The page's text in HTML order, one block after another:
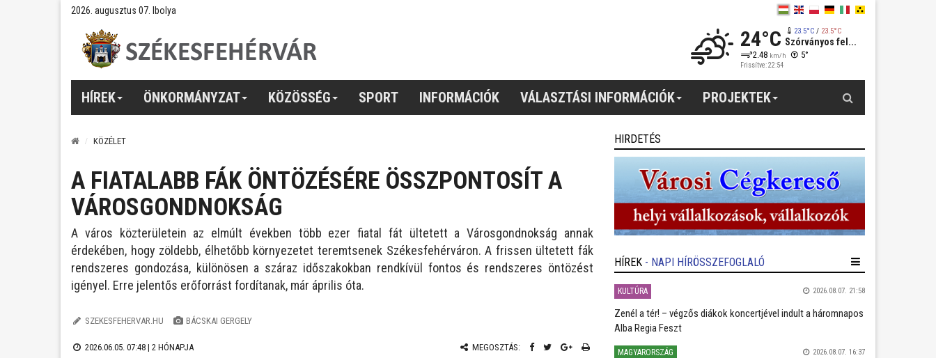
2026. augusztus 07. Ibolya
24°C 23.5°C/ 23.5°C
Szórványos fel...
2.48 km/h 5°
Frissítve: 22:54
HÍREK ÖNKORMÁNYZAT KÖZÖSSÉG SPORT INFORMÁCIÓK VÁLASZTÁSI INFORMÁCIÓK PROJEKTEK
KÖZÉLET
A FIATALABB FÁK ÖNTÖZÉSÉRE ÖSSZPONTOSÍT A
VÁROSGONDNOKSÁG
A város közterületein az elmúlt években több ezer fiatal fát ültetett a Városgondnokság annak
érdekében, hogy zöldebb, élhetőbb környezetet teremtsenek Székesfehérváron. A frissen ültetett fák
rendszeres gondozása, különösen a száraz időszakokban rendkívül fontos és rendszeres öntözést
igényel. Erre jelentős erőforrást fordítanak, már április óta.
SZEKESFEHERVAR.HU BÁCSKAI GERGELY
2026.06.05. 07:48 | 2 HÓNAPJA MEGOSZTÁS:
HIRDETÉS
HÍREK - NAPI HÍRÖSSZEFOGLALÓ
KULTÚRA 2026.08.07. 21:58
Zenél a tér! – végzős diákok koncertjével indult a háromnapos
Alba Regia Feszt
MAGYARORSZÁG 2026.08.07. 16:37